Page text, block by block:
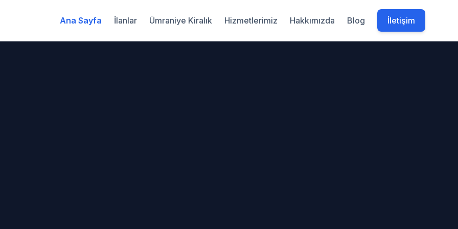
Ana Sayfa İlanlar Ümraniye Kiralık Hizmetlerimiz Hakkımızda Blog İletişim